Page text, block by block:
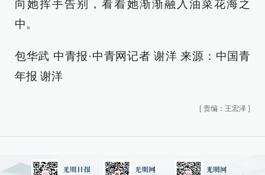
向她挥手告别，看着她渐渐融入油菜花海之
中。
包华武 中青报·中青网记者 谢洋 来源：中国青
年报 谢洋
[ 责编：王宏泽 ]